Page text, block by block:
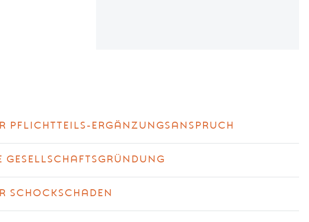
PFLICHTTEILS-ERGÄNZUNGSANSPRUCH
GESELLSCHAFTSGRÜNDUNG
SCHOCKSCHADEN